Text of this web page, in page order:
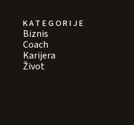
KATEGORIJE
Biznis
Coach
Karijera
Život